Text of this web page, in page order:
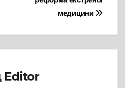
медицини
Editor